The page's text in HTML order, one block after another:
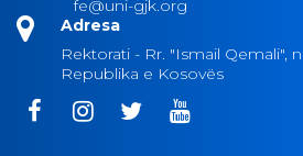
fe@uni-gjk.org
Adresa
Rektorati - Rr. "Ismail Qemali",
Republika e Kosovës